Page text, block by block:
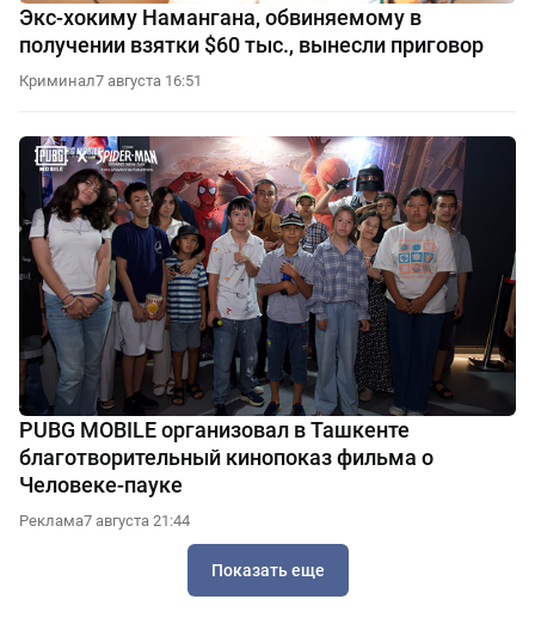
Экс-хокиму Намангана, обвиняемому в
получении взятки $60 тыс., вынесли приговор
Криминал7 августа 16:51
PUBG MOBILE организовал в Ташкенте
благотворительный кинопоказ фильма о
Человеке-пауке
Реклама7 августа 21:44
Показать еще